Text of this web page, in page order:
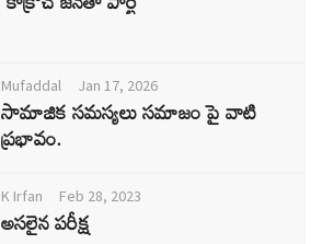
Mufaddal Jan 17, 2026
సామాజిక సమస్యలు సమాజం పై వాటి
ప్రభావం.
K Irfan Feb 28, 2023
అసలైన పరీక్ష